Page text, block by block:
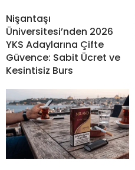
Nişantaşı
Üniversitesi’nden 2026
YKS Adaylarına Çifte
Güvence: Sabit Ücret ve
Kesintisiz Burs